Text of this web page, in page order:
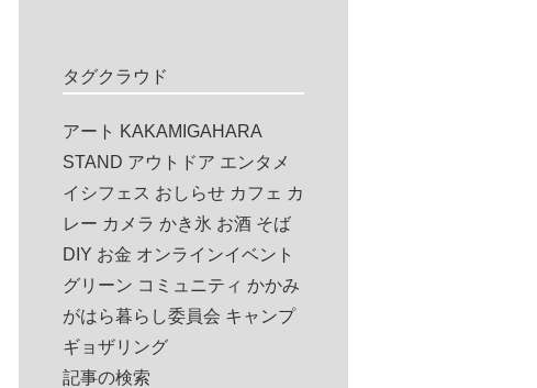
タグクラウド
アート KAKAMIGAHARA
STAND アウトドア エンタメ
イシフェス おしらせ カフェ カ
レー カメラ かき氷 お酒 そば
DIY お金 オンラインイベント
グリーン コミュニティ かかみ
がはら暮らし委員会 キャンプ
ギョザリング
記事の検索